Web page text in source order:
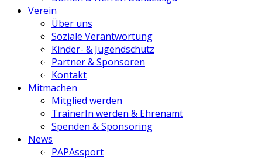
Verein
Über uns
Soziale Verantwortung
Kinder- & Jugendschutz
Partner & Sponsoren
Kontakt
Mitmachen
Mitglied werden
TrainerIn werden & Ehrenamt
Spenden & Sponsoring
News
PAPAssport